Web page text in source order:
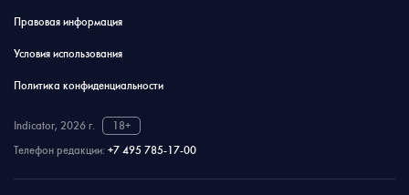
Правовая информация
Условия использования
Политика конфиденциальности
Indicator, 2026 г.
18+
Телефон редакции: +7 495 785-17-00